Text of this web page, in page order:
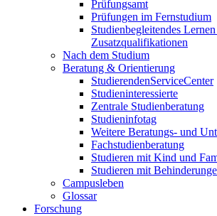
Prüfungsamt
Prüfungen im Fernstudium
Studienbegleitendes
Zusatzqualifikationen
Nach dem Studium
Beratung & Orientierung
StudierendenServiceCenter
Studieninteressierte
Zentrale Studienberatung
Studieninfotag
Weitere Beratungs- und
Fachstudienberatung
Studieren mit Kind und
Studieren mit
Campusleben
Glossar
Forschung